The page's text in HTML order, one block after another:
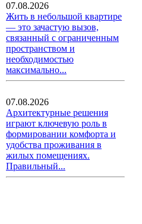
07.08.2026
Жить в небольшой квартире
— это зачастую вызов,
связанный с ограниченным
пространством и
необходимостью
максимально...
07.08.2026
Архитектурные решения
играют ключевую роль в
формировании комфорта и
удобства проживания в
жилых помещениях.
Правильный...